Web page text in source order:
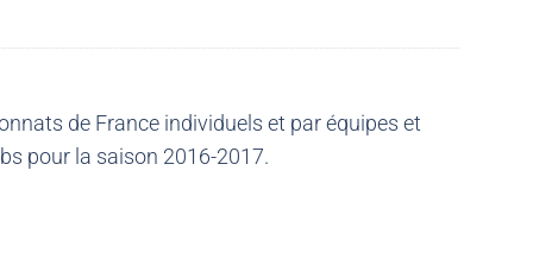
de France individuels et par équipes et
pour la saison 2016-2017.